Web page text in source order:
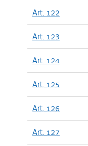
Art. 122
Art. 123
Art. 124
Art. 125
Art. 126
Art. 127